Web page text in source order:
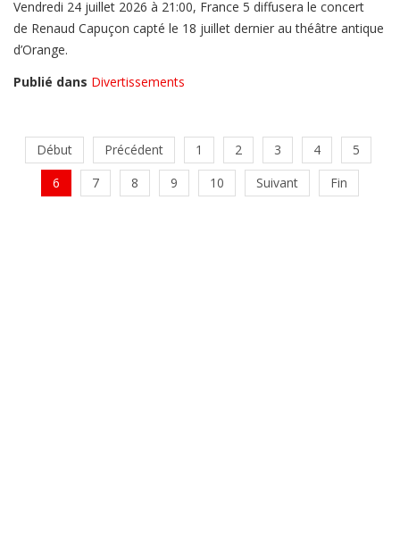
Vendredi 24 juillet 2026 à 21:00, France 5 diffusera le concert
de Renaud Capuçon capté le 18 juillet dernier au théâtre antique
d’Orange.
Publié dans Divertissements
Début Précédent 1 2 3 4
5
6
7 8 9 10 Suivant Fin